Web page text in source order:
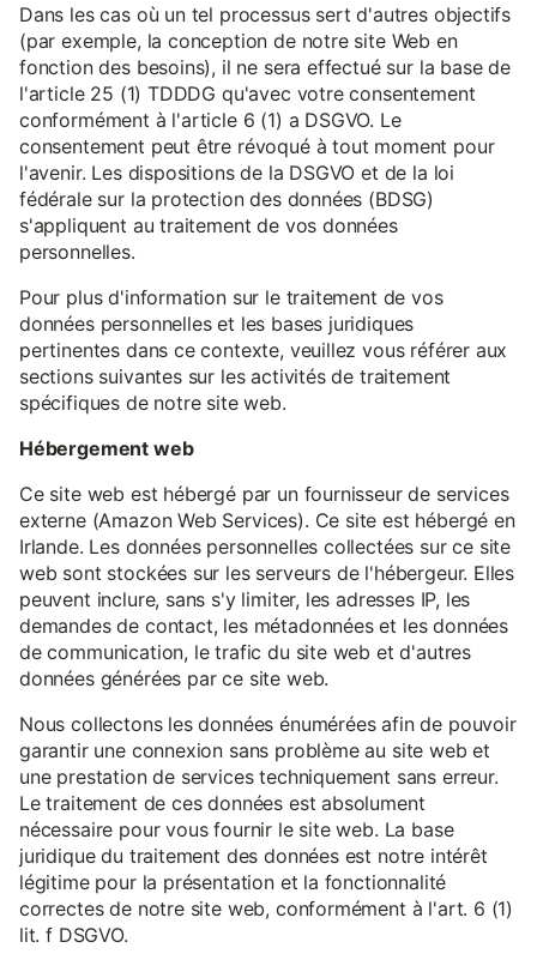
Dans les cas où un tel processus sert d'autres objectifs
(par exemple, la conception de notre site Web en
fonction des besoins), il ne sera effectué sur la base de
l'article 25 (1) TDDDG qu'avec votre consentement
conformément à l'article 6 (1) a DSGVO. Le
consentement peut être révoqué à tout moment pour
l'avenir. Les dispositions de la DSGVO et de la loi
fédérale sur la protection des données (BDSG)
s'appliquent au traitement de vos données
personnelles.
Pour plus d'information sur le traitement de vos
données personnelles et les bases juridiques
pertinentes dans ce contexte, veuillez vous référer aux
sections suivantes sur les activités de traitement
spécifiques de notre site web.
Hébergement web
Ce site web est hébergé par un fournisseur de services
externe (Amazon Web Services). Ce site est hébergé en
Irlande. Les données personnelles collectées sur ce site
web sont stockées sur les serveurs de l'hébergeur. Elles
peuvent inclure, sans s'y limiter, les adresses IP, les
demandes de contact, les métadonnées et les données
de communication, le trafic du site web et d'autres
données générées par ce site web.
Nous collectons les données énumérées afin de pouvoir
garantir une connexion sans problème au site web et
une prestation de services techniquement sans erreur.
Le traitement de ces données est absolument
nécessaire pour vous fournir le site web. La base
juridique du traitement des données est notre intérêt
légitime pour la présentation et la fonctionnalité
correctes de notre site web, conformément à l'art. 6 (1)
lit. f DSGVO.